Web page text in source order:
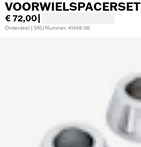
VOORWIELSPACERSET
€ 72,00
Onderdeel | SKU Nummer: 41458-08